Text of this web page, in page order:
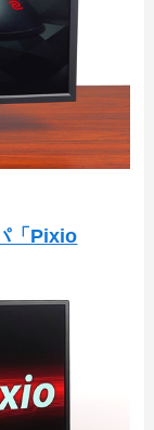
「Pixio